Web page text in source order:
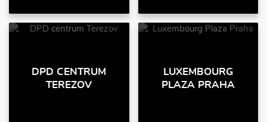
DPD CENTRUM
TEREZOV
LUXEMBOURG
PLAZA PRAHA